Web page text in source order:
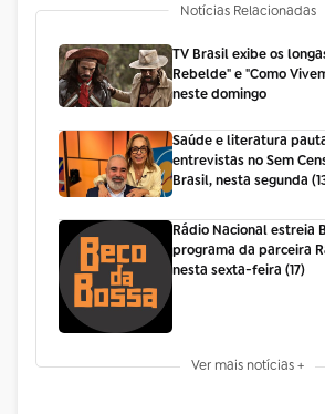
Notícias Relacionadas
TV Brasil exibe os
Rebelde" e "Como
neste domingo
Saúde e literatura
entrevistas no Sem
Brasil, nesta segunda
Rádio Nacional estreia
programa da parceira
nesta sexta-feira (17)
Ver mais notícias +